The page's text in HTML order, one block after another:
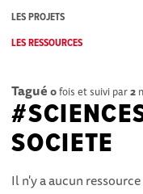
LES PROJETS
LES RESSOURCES
Tagué 0fois et suivi par2
SOCIETE
Il n'y a aucun